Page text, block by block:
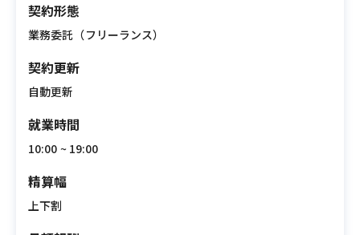
契約形態
業務委託（フリーランス）
契約更新
自動更新
就業時間
10:00 ~ 19:00
精算幅
上下割